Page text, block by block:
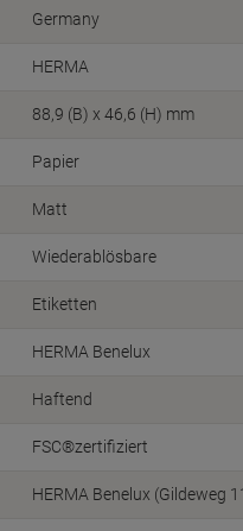
Germany
HERMA
88,9 (B) x 46,6 (H) mm
Papier
Matt
Wiederablösbare
Etiketten
HERMA Benelux
Haftend
FSC®zertifiziert
HERMA Benelux (Gildeweg